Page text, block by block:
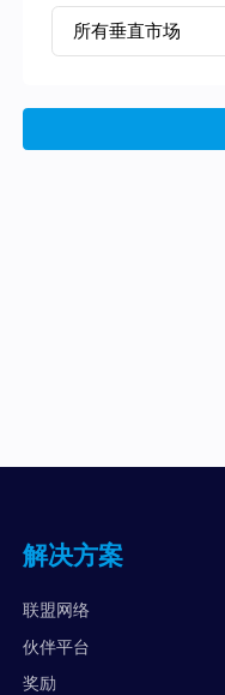
解决方案
联盟网络
伙伴平台
奖励